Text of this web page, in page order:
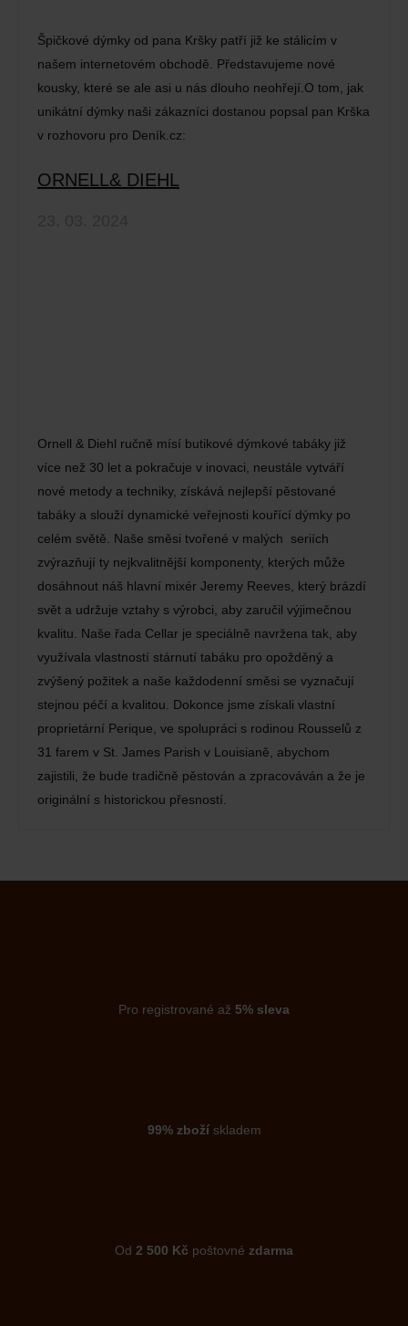
Špičkové dýmky od pana Kršky patří již ke stálicím v
našem internetovém obchodě. Představujeme nové
kousky, které se ale asi u nás dlouho neohřejí.O tom, jak
unikátní dýmky naši zákazníci dostanou popsal pan Krška
v rozhovoru pro Deník.cz:
ORNELL& DIEHL
Ornell & Diehl ručně mísí butikové dýmkové tabáky již
více než 30 let a pokračuje v inovaci, neustále vytváří
nové metody a techniky, získává nejlepší pěstované
tabáky a slouží dynamické veřejnosti kouřící dýmky po
celém světě. Naše směsi tvořené v malých seriích
zvýrazňují ty nejkvalitnější komponenty, kterých může
dosáhnout náš hlavní mixér Jeremy Reeves, který brázdí
svět a udržuje vztahy s výrobci, aby zaručil výjimečnou
kvalitu. Naše řada Cellar je speciálně navržena tak, aby
využívala vlastností stárnutí tabáku pro opožděný a
zvýšený požitek a naše každodenní směsi se vyznačují
stejnou péčí a kvalitou. Dokonce jsme získali vlastní
proprietární Perique, ve spolupráci s rodinou Rousselů z
31 farem v St. James Parish v Louisianě, abychom
zajistili, že bude tradičně pěstován a zpracováván a že je
originální s historickou přesností.
Pro registrované až 5% sleva
99% zbožískladem
Od 2 500 Kč poštovné zdarma